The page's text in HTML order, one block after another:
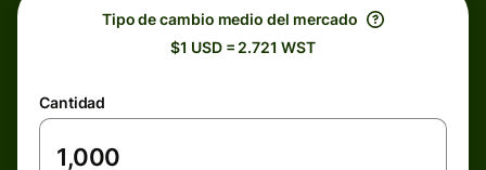
Tipo de cambio medio del mercado
$1 USD = 2.721 WST
Cantidad